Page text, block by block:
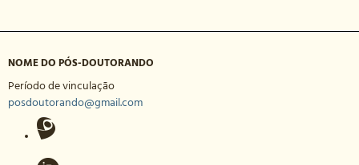
NOME DO PÓS-DOUTORANDO
Período de vinculação
posdoutorando@gmail.com